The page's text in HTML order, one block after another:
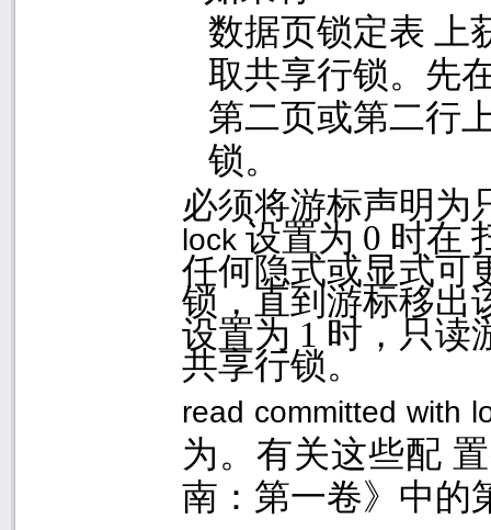
数据页锁定表 上
取共享行锁。先
第二页或第二行
锁。
必须将游标声明为
lock 设置为 0 时在
任何隐式或显式可
锁，直到游标移出
设置为 1 时，只读
共享行锁。
read committed with
为。有关这些配
南：第一卷》中的